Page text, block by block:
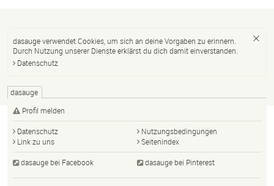
dasauge verwendet Cookies, um sich an deine Vorgaben zu erinnern.
Durch Nutzung unserer Dienste erklärst du dich damit einverstanden.
Datenschutz
dasauge
Profil melden
Datenschutz
Nutzungsbedingungen
Link zu uns
Seitenindex
dasauge bei Facebook dasauge bei Pinterest